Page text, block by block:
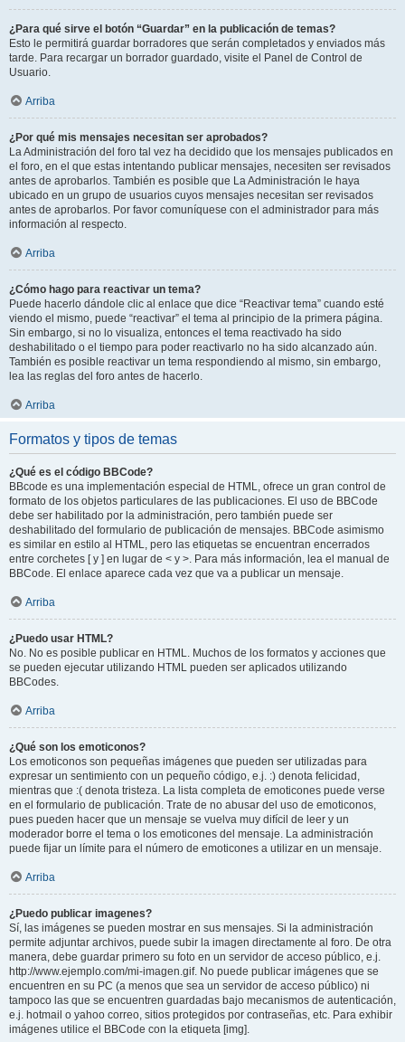
¿Para qué sirve el botón “Guardar” en la publicación de temas?
Esto le permitirá guardar borradores que serán completados y enviados más
tarde. Para recargar un borrador guardado, visite el Panel de Control de
Usuario.
Arriba
¿Por qué mis mensajes necesitan ser aprobados?
La Administración del foro tal vez ha decidido que los mensajes publicados en
el foro, en el que estas intentando publicar mensajes, necesiten ser revisados
antes de aprobarlos. También es posible que La Administración le haya
ubicado en un grupo de usuarios cuyos mensajes necesitan ser revisados
antes de aprobarlos. Por favor comuníquese con el administrador para más
información al respecto.
Arriba
¿Cómo hago para reactivar un tema?
Puede hacerlo dándole clic al enlace que dice “Reactivar tema” cuando esté
viendo el mismo, puede “reactivar” el tema al principio de la primera página.
Sin embargo, si no lo visualiza, entonces el tema reactivado ha sido
deshabilitado o el tiempo para poder reactivarlo no ha sido alcanzado aún.
También es posible reactivar un tema respondiendo al mismo, sin embargo,
lea las reglas del foro antes de hacerlo.
Arriba
Formatos y tipos de temas
¿Qué es el código BBCode?
BBcode es una implementación especial de HTML, ofrece un gran control de
formato de los objetos particulares de las publicaciones. El uso de BBCode
debe ser habilitado por la administración, pero también puede ser
deshabilitado del formulario de publicación de mensajes. BBCode asimismo
es similar en estilo al HTML, pero las etiquetas se encuentran encerrados
entre corchetes [ y ] en lugar de < y >. Para más información, lea el manual de
BBCode. El enlace aparece cada vez que va a publicar un mensaje.
Arriba
¿Puedo usar HTML?
No. No es posible publicar en HTML. Muchos de los formatos y acciones que
se pueden ejecutar utilizando HTML pueden ser aplicados utilizando
BBCodes.
Arriba
¿Qué son los emoticonos?
Los emoticonos son pequeñas imágenes que pueden ser utilizadas para
expresar un sentimiento con un pequeño código, e.j. :) denota felicidad,
mientras que :( denota tristeza. La lista completa de emoticones puede verse
en el formulario de publicación. Trate de no abusar del uso de emoticonos,
pues pueden hacer que un mensaje se vuelva muy difícil de leer y un
moderador borre el tema o los emoticones del mensaje. La administración
puede fijar un límite para el número de emoticones a utilizar en un mensaje.
Arriba
¿Puedo publicar imagenes?
Sí, las imágenes se pueden mostrar en sus mensajes. Si la administración
permite adjuntar archivos, puede subir la imagen directamente al foro. De otra
manera, debe guardar primero su foto en un servidor de acceso público, e.j.
http://www.ejemplo.com/mi-imagen.gif. No puede publicar imágenes que se
encuentren en su PC (a menos que sea un servidor de acceso público) ni
tampoco las que se encuentren guardadas bajo mecanismos de autenticación,
e.j. hotmail o yahoo correo, sitios protegidos por contraseñas, etc. Para exhibir
imágenes utilice el BBCode con la etiqueta [img].